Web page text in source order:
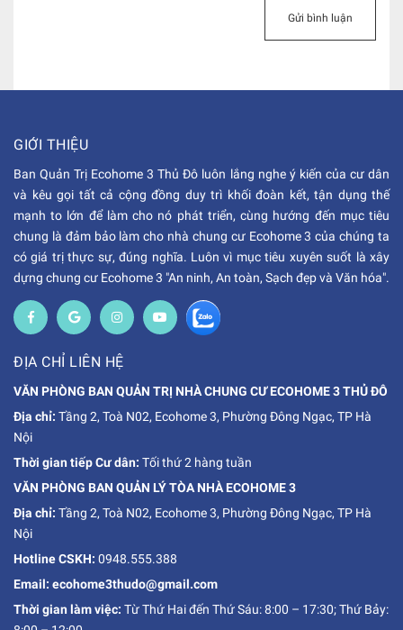
Gửi bình luận
GIỚI THIỆU
Ban Quản Trị Ecohome 3 Thủ Đô luôn lắng nghe ý kiến của cư dân
và kêu gọi tất cả cộng đồng duy trì khối đoàn kết, tận dụng thế
mạnh to lớn để làm cho nó phát triển, cùng hướng đến mục tiêu
chung là đảm bảo làm cho nhà chung cư Ecohome 3 của chúng ta
có giá trị thực sự, đúng nghĩa. Luôn vì mục tiêu xuyên suốt là xây
dựng chung cư Ecohome 3 "An ninh, An toàn, Sạch đẹp và Văn hóa".
ĐỊA CHỈ LIÊN HỆ
VĂN PHÒNG BAN QUẢN TRỊ NHÀ CHUNG CƯ ECOHOME 3 THỦ ĐÔ
Địa chỉ: Tầng 2, Toà N02, Ecohome 3, Phường Đông Ngạc, TP Hà
Nội
Thời gian tiếp Cư dân: Tối thứ 2 hàng tuần
VĂN PHÒNG BAN QUẢN LÝ TÒA NHÀ ECOHOME 3
Địa chỉ: Tầng 2, Toà N02, Ecohome 3, Phường Đông Ngạc, TP Hà
Nội
Hotline CSKH: 0948.555.388
Email: ecohome3thudo@gmail.com
Thời gian làm việc: Từ Thứ Hai đến Thứ Sáu: 8:00 – 17:30; Thứ Bảy: